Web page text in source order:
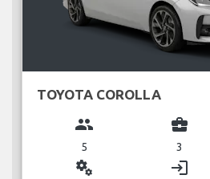
TOYOTA COROLLA
group
5
business_center
3
miscellaneous_services login